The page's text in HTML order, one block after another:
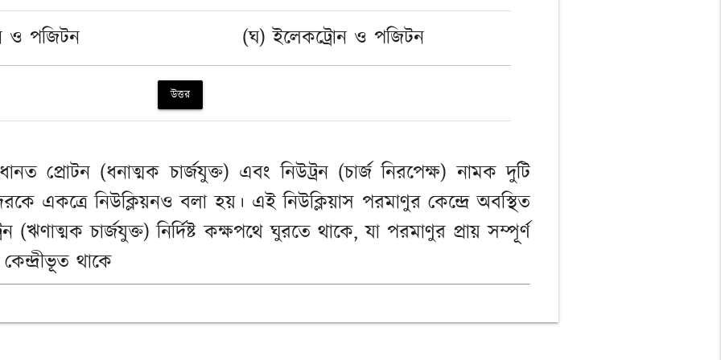
ও পজিটন
(ঘ) ইলেকট্রোন ও পজিটন
উত্তর
প্রোটন (ধনাত্মক চার্জযুক্ত) এবং নিউট্রন (চার্জ নিরপেক্ষ) নামক দুটি
একত্রে নিউক্লিয়নও বলা হয়। এই নিউক্লিয়াস পরমাণুর কেন্দ্রে অবস্থিত
চার্জযুক্ত) নির্দিষ্ট কক্ষপথে ঘুরতে থাকে, যা পরমাণুর প্রায় সম্পূর্ণ
থাকে